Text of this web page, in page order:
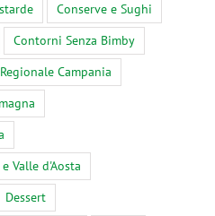
Conserve e Sughi
Contorni Senza Bimby
Campania
Valle d'Aosta
Dessert